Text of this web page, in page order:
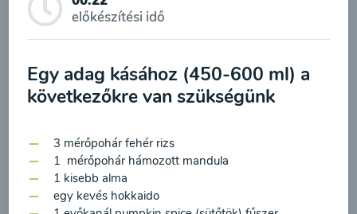
Brokkolileves
előkészítési idő
Egy adag kásához (450-600 ml) a
következőkre van szükségünk
3 mérőpohár fehér rizs
1 mérőpohár hámozott mandula
1 kisebb alma
egy kevés hokkaido
Feliratkozás a hírlevélre
A hírlevélre való feliratkozásom elküldésével
hozzájárulok a személyes adatok